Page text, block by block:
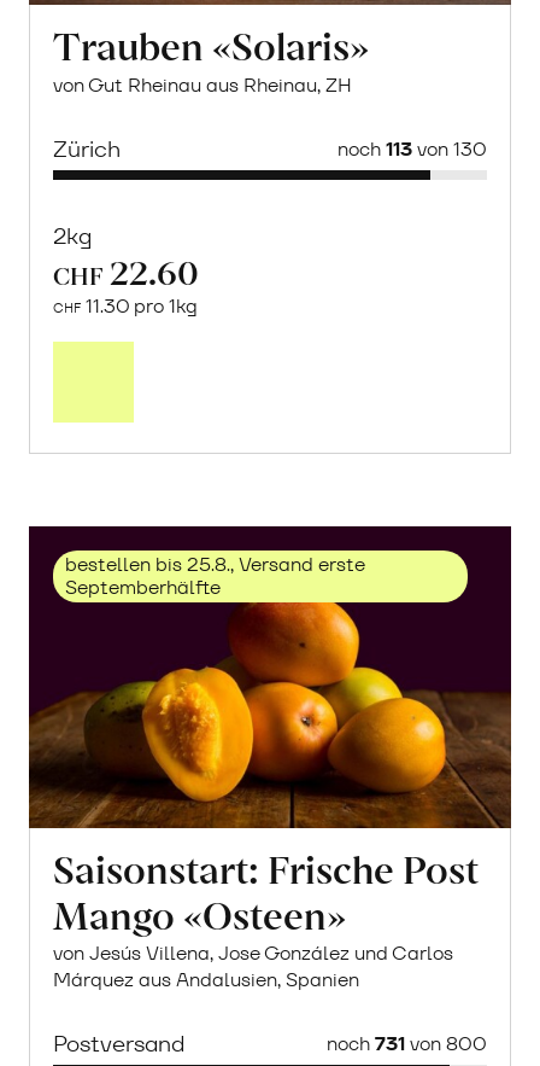
Trauben «Solaris»
von Gut Rheinau aus Rheinau, ZH
Zürich noch113von 130
2kg
CHF 22.60
CHF 11.30 pro 1kg
erfahren
bestellen bis 25.8., Versand erste
Septemberhälfte
Saisonstart: Frische Post
Mango «Osteen»
von Jesús Villena, Jose González und Carlos
Márquez aus Andalusien, Spanien
Postversand noch731von 800